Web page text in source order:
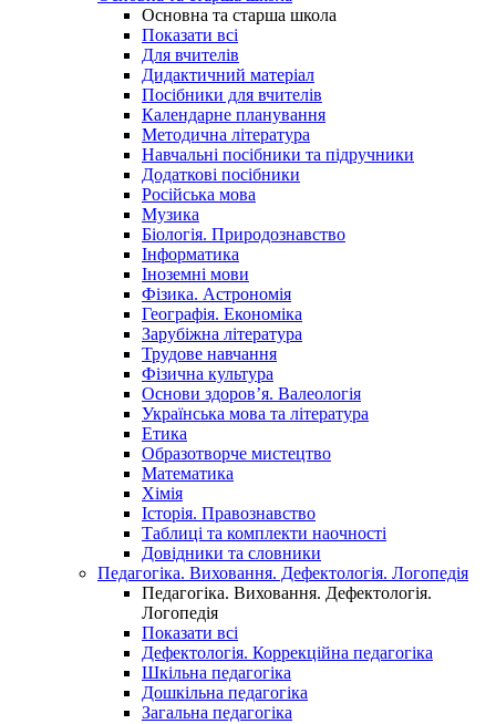
Основна та старша школа
Показати всі
Для вчителів
Дидактичний матеріал
Посібники для вчителів
Календарне планування
Методична література
Навчальні посібники та підручники
Додаткові посібники
Російська мова
Музика
Біологія. Природознавство
Інформатика
Іноземні мови
Фізика. Астрономія
Географія. Економіка
Зарубіжна література
Трудове навчання
Фізична культура
Основи здоров’я. Валеологія
Українська мова та література
Етика
Образотворче мистецтво
Математика
Хімія
Історія. Правознавство
Таблиці та комплекти наочності
Довідники та словники
Педагогіка. Виховання. Дефектологія. Логопедія
Педагогіка. Виховання. Дефектологія.
Логопедія
Показати всі
Дефектологія. Коррекційна педагогіка
Шкільна педагогіка
Дошкільна педагогіка
Загальна педагогіка